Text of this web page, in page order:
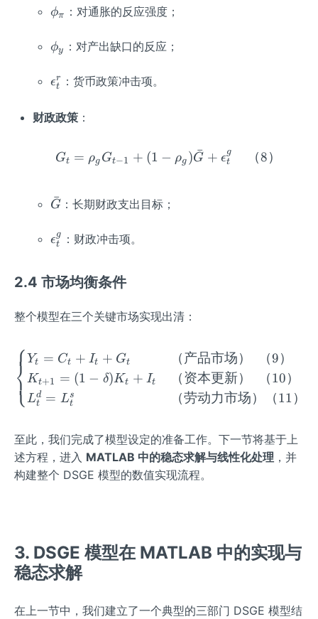
o
\p
_
\p
i
ϕπ ：对通胀的反应强度；
\p
_y
ϕy ：对产出缺口的反应；
\e
il
_t
ϵt
r ：货币政策冲击项。
财政政策：
G_t = \rho_g G_{t-1} +
Gt = ρg Gt−1 + (1 − ρg )G
ˉ + ϵt
g （8）
\ba
{G}
G
ˉ ：长期财政支出目标；
\e
o
_t
ϵt
g ：财政冲击项。
2.4 市场均衡条件
整个模型在三个关键市场实现出清：
\begin{cases} Y_t =
⎩
⎨⎧ Yt = Ct + It + Gt
Kt+1 = (1 − δ)Kt + It
Lt
d = Lt
s
（产品市场） （9）
（资本更新）
（10）
（劳动力市场）（11 ）
至此，我们完成了模型设定的准备工作。下一节将基于上
述方程，进入 MATLAB 中的稳态求解与线性化处理 ，并
构建整个 DSGE 模型的数值实现流程。
3. DSGE 模型在 MATLAB 中的实现与
稳态求解
在上一节中，我们建立了一个典型的三部门 DSGE 模型结